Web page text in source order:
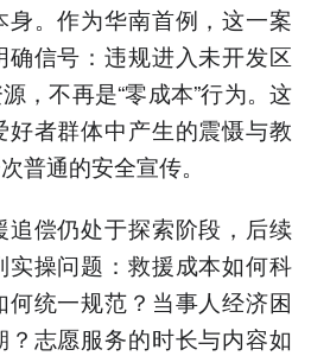
身。作为华南首例，这一案
信号：违规进入未开发区
，不再是“零成本”行为。这
者群体中产生的震慑与教
普通的安全宣传。
追偿仍处于探索阶段，后续
操问题：救援成本如何科
统一规范？当事人经济困
志愿服务的时长与内容如